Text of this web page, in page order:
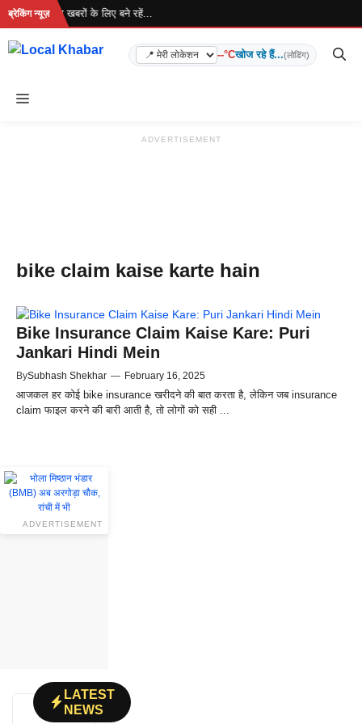
Skip
content
ब्रेकिंग न्यूज़
रहा है... ताज़ा खबरों के लिए बने रहें...
--°Cखोज रहे हैं...(लोडिंग)
Menu
ADVERTISEMENT
bike claim kaise karte hain
Bike Insurance Claim Kaise Kare: Puri
Jankari Hindi Mein
BySubhash Shekhar — February 16, 2025
आजकल हर कोई bike insurance खरीदने की बात करता है, लेकिन जब insurance
claim फाइल करने की बारी आती है, तो लोगों को सही ...
ADVERTISEMENT
LATEST
NEWS